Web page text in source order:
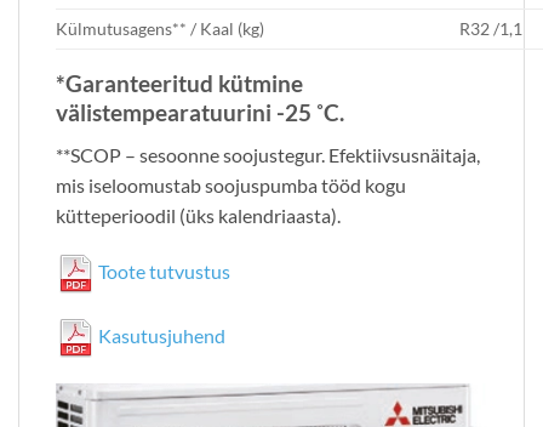
Külmutusagens** / Kaal (kg) R32 /1,1
*Garanteeritud kütmine
välistempearatuurini -25 ˚C.
**SCOP – sesoonne soojustegur. Efektiivsusnäitaja,
mis iseloomustab soojuspumba tööd kogu
kütteperioodil (üks kalendriaasta).
Toote tutvustus
Kasutusjuhend